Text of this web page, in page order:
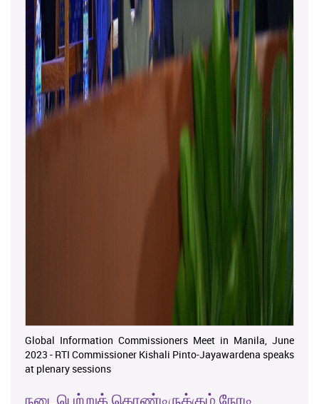
Global Information Commissioners Meet in Manila, June
2023 - RTI Commissioner Kishali Pinto-Jayawardena speaks
at plenary sessions
நடைபெற்றுக் கொண்டிருக்கும் நேரடி